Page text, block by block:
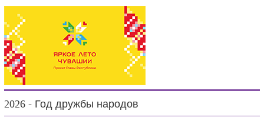
2026 - Год дружбы народов